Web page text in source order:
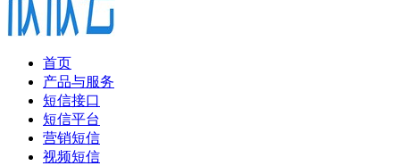
首页
产品与服务
短信接口
短信平台
营销短信
视频短信